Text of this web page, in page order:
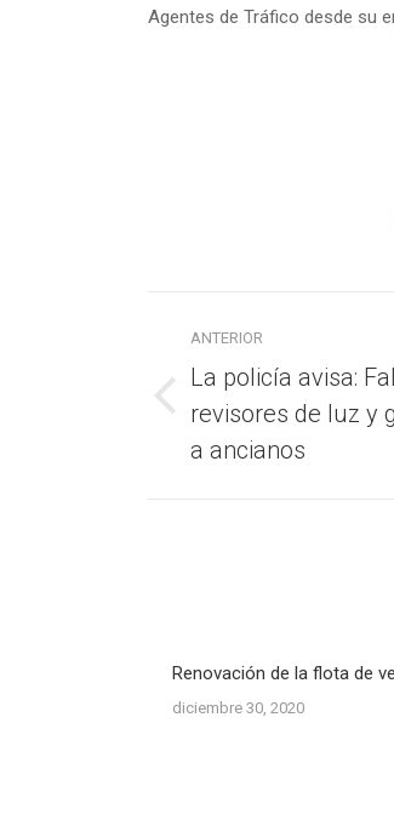
Agentes de Tráfico desde su
entre
ANTERIOR
Publicación
anterior:
La policía avisa:
revisores de luz y
a ancianos
Renovación de la flota de
diciembre 30, 2020